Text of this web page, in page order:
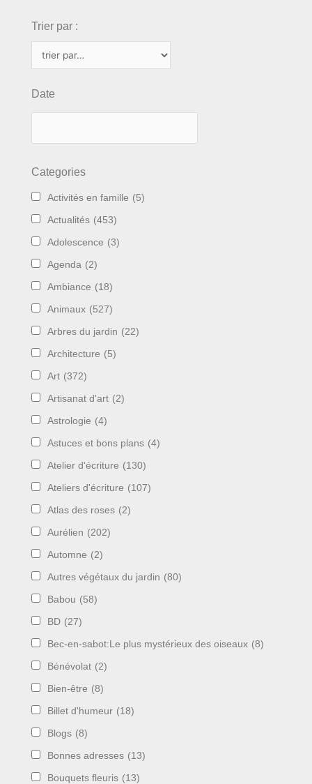
Trier par :
Date
Categories
Activités en famille (5)
Actualités (453)
Adolescence (3)
Agenda (2)
Ambiance (18)
Animaux (527)
Arbres du jardin (22)
Architecture (5)
Art (372)
Artisanat d'art (2)
Astrologie (4)
Astuces et bons plans (4)
Atelier d'écriture (130)
Ateliers d'écriture (107)
Atlas des roses (2)
Aurélien (202)
Automne (2)
Autres végétaux du jardin (80)
Babou (58)
BD (27)
Bec-en-sabot:Le plus mystérieux des oiseaux (8)
Bénévolat (2)
Bien-être (8)
Billet d'humeur (18)
Blogs (8)
Bonnes adresses (13)
Bouquets fleuris (13)